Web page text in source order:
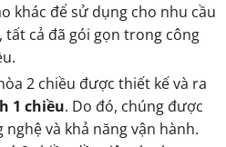
khác để sử dụng cho nhu cầu
tất cả đã gói gọn trong công
2 chiều được thiết kế và ra
1 chiều. Do đó, chúng được
và khả năng vận hành.